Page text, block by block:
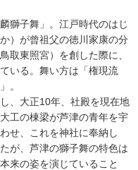
獅子舞」。江戸時代のはじ
）が曾祖父の徳川家康の分
取東照宮）を創した際に、
いる。舞い方は「権現流
。
、大正10年、社殿を現在地
工の棟梁が芦津の青年を宇
せ、これを神社に奉納し
が、芦津の獅子舞の特色は
来の姿を演じていること